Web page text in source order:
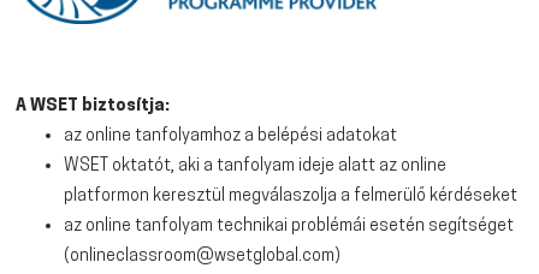
A WSET biztosítja:
az online tanfolyamhoz a belépési adatokat
WSET oktatót, aki a tanfolyam ideje alatt az online
platformon keresztül megválaszolja a felmerülő kérdéseket
az online tanfolyam technikai problémái esetén segítséget
(onlineclassroom@wsetglobal.com)